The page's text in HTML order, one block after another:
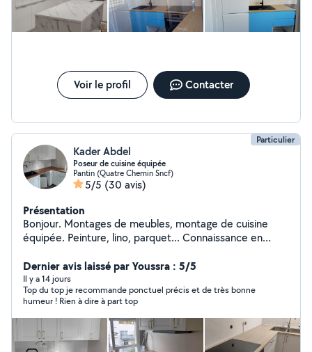
Voir le profil Contacter
Particulier
Kader Abdel
Poseur de cuisine équipée
Pantin (Quatre Chemin Sncf)
5/5 (30 avis)
Présentation
Bonjour. Montages de meubles, montage de cuisine
équipée. Peinture, lino, parquet... Connaissance en
soigneux...
Dernier avis laissé par Youssra : 5/5
Il y a 14 jours
Top du top je recommande ponctuel précis et de très bonne
humeur ! Rien à dire à part top